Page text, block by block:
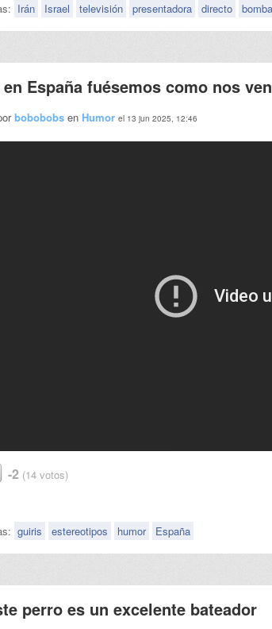
Irán Israel televisión presentadora directo
España fuésemos como nos
bobobobs en Humor el 13 jun 2025, 12:46
-2 (14 votos)
guiris estereotipos humor España
perro es un excelente bateador